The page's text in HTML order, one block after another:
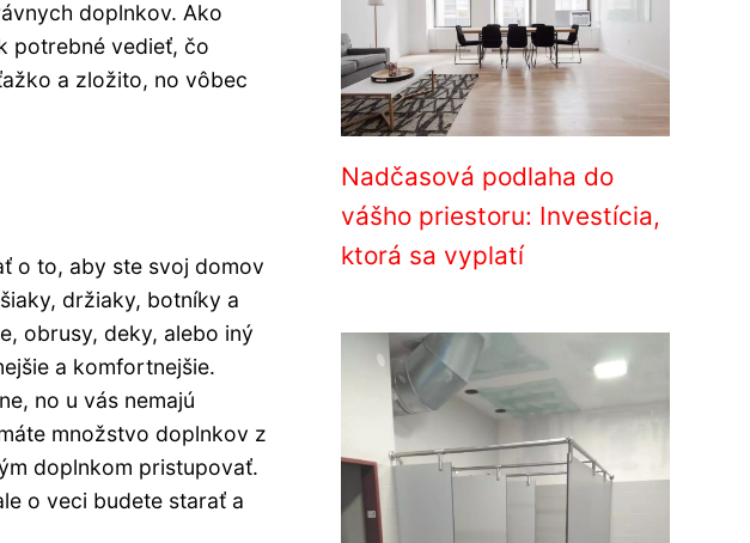
doplnkov. Ako
potrebné vedieť, čo
a zložito, no vôbec
o to, aby ste svoj domov
držiaky, botníky a
obrusy, deky, alebo iný
a komfortnejšie.
no u vás nemajú
množstvo doplnkov z
doplnkom pristupovať.
o veci budete starať a
Nadčasová podlaha do
vášho priestoru: Investícia,
ktorá sa vyplatí